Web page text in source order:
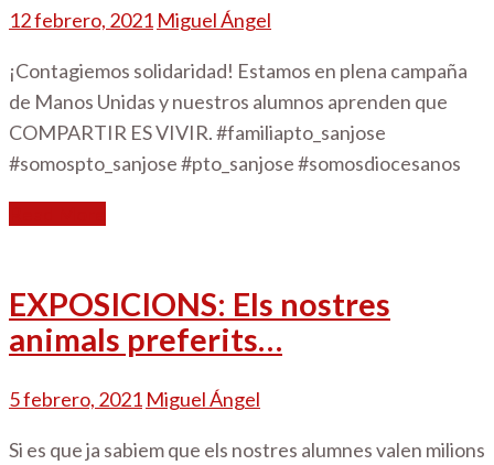
12 febrero, 2021 Miguel Ángel
¡Contagiemos solidaridad! Estamos en plena campaña
de Manos Unidas y nuestros alumnos aprenden que
COMPARTIR ES VIVIR. #familiapto_sanjose
#somospto_sanjose #pto_sanjose #somosdiocesanos
EXPOSICIONS: Els nostres
animals preferits…
5 febrero, 2021 Miguel Ángel
Si es que ja sabiem que els nostres alumnes valen milions